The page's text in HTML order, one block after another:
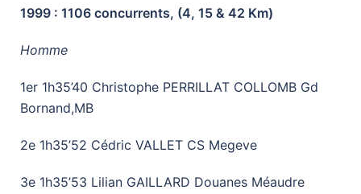
1999 : 1106 concurrents, (4, 15 & 42 Km)
Homme
1er 1h35’40 Christophe PERRILLAT COLLOMB Gd
Bornand,MB
2e 1h35’52 Cédric VALLET CS Megeve
3e 1h35’53 Lilian GAILLARD Douanes Méaudre